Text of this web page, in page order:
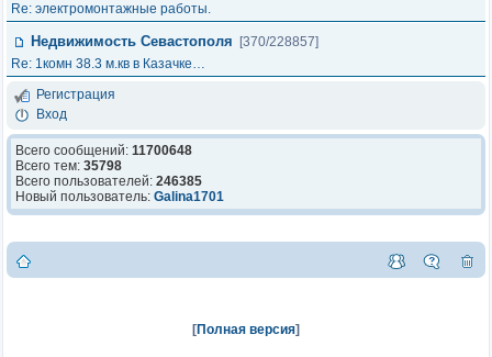
Re: электромонтажные работы.
Недвижимость Севастополя
[370/228857]
Re: 1комн 38.3 м.кв в Казачке…
Регистрация
Вход
Всего сообщений: 11700648
Всего тем: 35798
Всего пользователей: 246385
Новый пользователь: Galina1701
[Полная версия]